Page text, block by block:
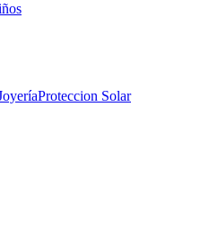
Proteccion Solar